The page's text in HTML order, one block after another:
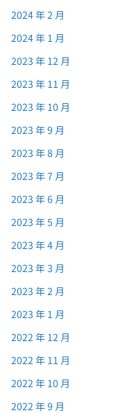
2024 年 2 月
2024 年 1 月
2023 年 12 月
2023 年 11 月
2023 年 10 月
2023 年 9 月
2023 年 8 月
2023 年 7 月
2023 年 6 月
2023 年 5 月
2023 年 4 月
2023 年 3 月
2023 年 2 月
2023 年 1 月
2022 年 12 月
2022 年 11 月
2022 年 10 月
2022 年 9 月